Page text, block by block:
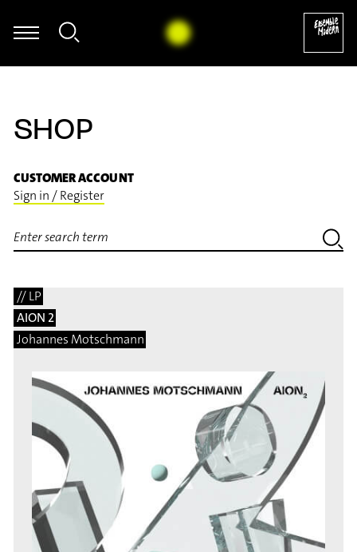
is Sleeping - aus: The Yellow Shark (Arr. Ali N. Askin) (1992)
SHOP
CUSTOMER ACCOUNT
Sign in / Register
// LP
AION 2
Johannes Motschmann